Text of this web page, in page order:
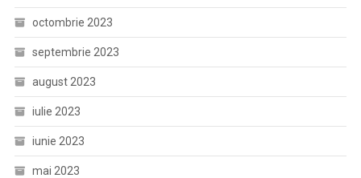
octombrie 2023
septembrie 2023
august 2023
iulie 2023
iunie 2023
mai 2023